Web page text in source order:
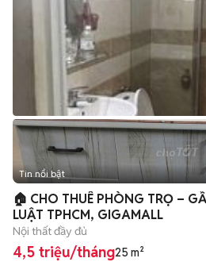
Tin nổi bật
🏠 CHO THUÊ PHÒNG TRỌ –
LUẬT TPHCM, GIGAMALL
Nội thất đầy đủ
4,5 triệu/tháng25 m²